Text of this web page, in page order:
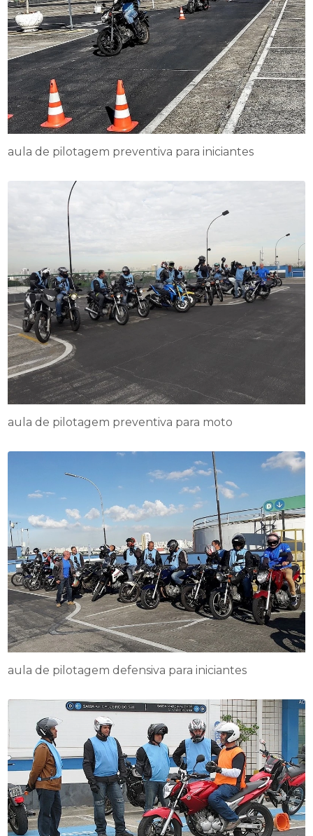
aula de pilotagem preventiva para iniciantes
aula de pilotagem preventiva para moto
aula de pilotagem defensiva para iniciantes